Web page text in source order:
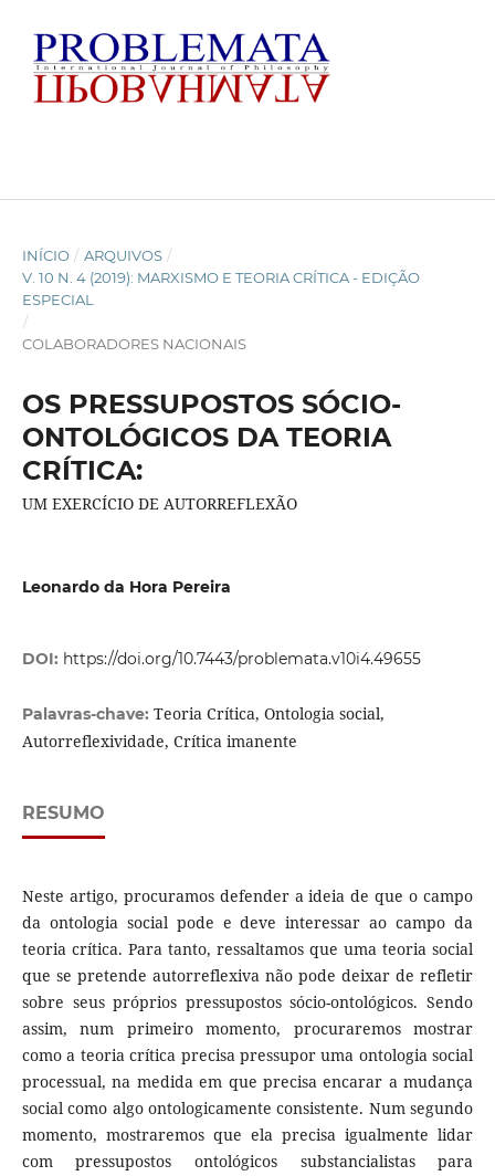
INÍCIO / ARQUIVOS /
V. 10 N. 4 (2019): MARXISMO E TEORIA CRÍTICA - EDIÇÃO
ESPECIAL
/
COLABORADORES NACIONAIS
OS PRESSUPOSTOS SÓCIO-
ONTOLÓGICOS DA TEORIA
CRÍTICA:
UM EXERCÍCIO DE AUTORREFLEXÃO
Leonardo da Hora Pereira
DOI: https://doi.org/10.7443/problemata.v10i4.49655
Palavras-chave: Teoria Crítica, Ontologia social,
Autorreflexividade, Crítica imanente
RESUMO
Neste artigo, procuramos defender a ideia de que o campo
da ontologia social pode e deve interessar ao campo da
teoria crítica. Para tanto, ressaltamos que uma teoria social
que se pretende autorreflexiva não pode deixar de refletir
sobre seus próprios pressupostos sócio-ontológicos. Sendo
assim, num primeiro momento, procuraremos mostrar
como a teoria crítica precisa pressupor uma ontologia social
processual, na medida em que precisa encarar a mudança
social como algo ontologicamente consistente. Num segundo
momento, mostraremos que ela precisa igualmente lidar
com pressupostos ontológicos substancialistas para